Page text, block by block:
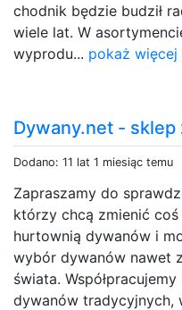
chodnik będzie budził
wiele lat. W
wyprodu... pokaż więcej
Dywany.net -
Dodano: 11 lat 1 miesiąc temu
Zapraszamy do
którzy chcą zmienić
hurtownią dywanów i
wybór dywanów nawet
świata.
dywanów tradycyjnych,